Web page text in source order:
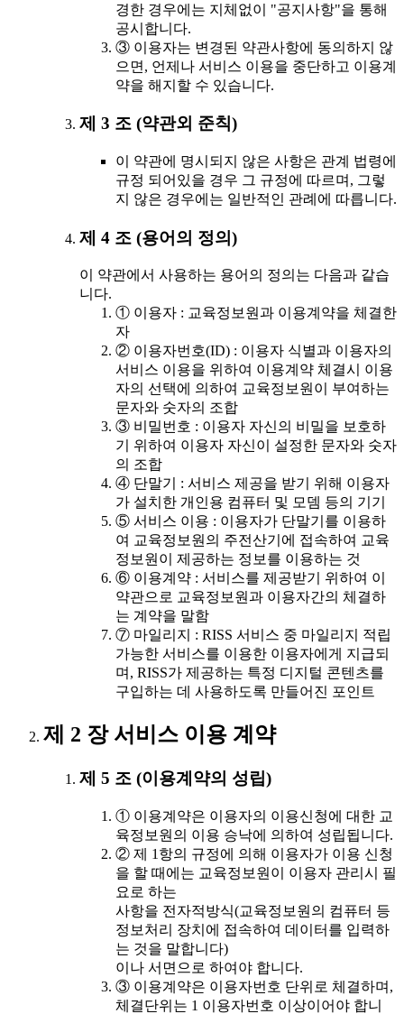
경한 경우에는 지체없이 "공지사항"을 통해
공시합니다.
③ 이용자는 변경된 약관사항에 동의하지 않
으면, 언제나 서비스 이용을 중단하고 이용계
약을 해지할 수 있습니다.
제 3 조 (약관외 준칙)
이 약관에 명시되지 않은 사항은 관계 법령에
규정 되어있을 경우 그 규정에 따르며, 그렇
지 않은 경우에는 일반적인 관례에 따릅니다.
제 4 조 (용어의 정의)
이 약관에서 사용하는 용어의 정의는 다음과 같습
니다.
① 이용자 : 교육정보원과 이용계약을 체결한
자
② 이용자번호(ID) : 이용자 식별과 이용자의
서비스 이용을 위하여 이용계약 체결시 이용
자의 선택에 의하여 교육정보원이 부여하는
문자와 숫자의 조합
③ 비밀번호 : 이용자 자신의 비밀을 보호하
기 위하여 이용자 자신이 설정한 문자와 숫자
의 조합
④ 단말기 : 서비스 제공을 받기 위해 이용자
가 설치한 개인용 컴퓨터 및 모뎀 등의 기기
⑤ 서비스 이용 : 이용자가 단말기를 이용하
여 교육정보원의 주전산기에 접속하여 교육
정보원이 제공하는 정보를 이용하는 것
⑥ 이용계약 : 서비스를 제공받기 위하여 이
약관으로 교육정보원과 이용자간의 체결하
는 계약을 말함
⑦ 마일리지 : RISS 서비스 중 마일리지 적립
가능한 서비스를 이용한 이용자에게 지급되
며, RISS가 제공하는 특정 디지털 콘텐츠를
구입하는 데 사용하도록 만들어진 포인트
제 2 장 서비스 이용 계약
제 5 조 (이용계약의 성립)
① 이용계약은 이용자의 이용신청에 대한 교
육정보원의 이용 승낙에 의하여 성립됩니다.
② 제 1항의 규정에 의해 이용자가 이용 신청
을 할 때에는 교육정보원이 이용자 관리시 필
요로 하는
사항을 전자적방식(교육정보원의 컴퓨터 등
정보처리 장치에 접속하여 데이터를 입력하
는 것을 말합니다)
이나 서면으로 하여야 합니다.
③ 이용계약은 이용자번호 단위로 체결하며,
체결단위는 1 이용자번호 이상이어야 합니